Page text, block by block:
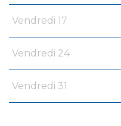
Vendredi 17
Vendredi 24
Vendredi 31